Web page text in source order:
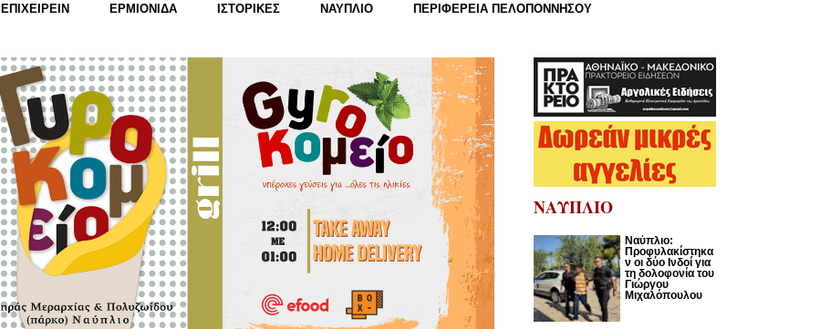
ΕΠΙΧΕΙΡΕΙΝ ΕΡΜΙΟΝΙΔΑ ΙΣΤΟΡΙΚΕΣ ΝΑΥΠΛΙΟ ΠΕΡΙΦΕΡΕΙΑ ΠΕΛΟΠΟΝΝΗΣΟΥ
ΝΑΥΠΛΙΟ
Ναύπλιο:
Προφυλακίστηκα
ν οι δύο Ινδοί για
τη δολοφονία του
Γιώργου
Μιχαλόπουλου